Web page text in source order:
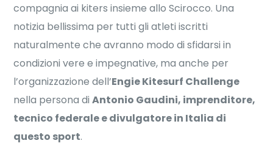
compagnia ai kiters insieme allo Scirocco. Una
notizia bellissima per tutti gli atleti iscritti
naturalmente che avranno modo di sfidarsi in
condizioni vere e impegnative, ma anche per
l’organizzazione dell’Engie Kitesurf Challenge
nella persona diAntonio Gaudini, imprenditore,
tecnico federale e divulgatore in Italia di
questo sport.